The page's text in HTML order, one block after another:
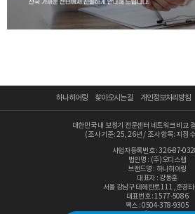
하나히어링 찾아오시는 길 개인정보처리방침
대한민국 내 보청기 전문센터 네트워크 비교
(조사 기준: 25, 26년 / 조사 항목: 지점
사업자등록번호 : 326-87-
법인명 : (주)오디스랩
브랜드명 : 하나히어링
대표자 : 강동훈
서울 강남구 테헤란로 111 ,준경
대표번호 : 1577-5086
팩스 : 0504-378-9305